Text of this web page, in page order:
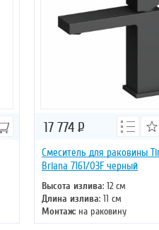
Смеситель для раковины
Briana 7161/03F черный
Высота излива: 12 см
Длина излива: 11 см
Монтаж: на раковину
Тип излива: литой
17 774 Р